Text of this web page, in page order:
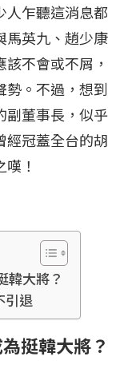
人乍聽這消息都
馬英九、趙少康
不會或不屑，
勢。不過，想到
副董事長，似乎
經冠蓋全台的胡
！
韓大將？
退
挺韓大將？